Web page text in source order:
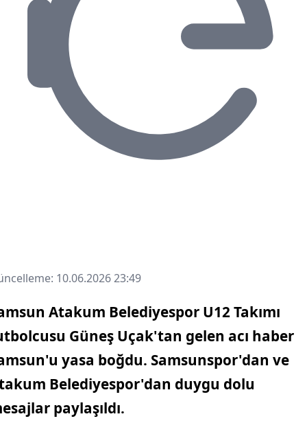
10.06.2026 23:49
Atakum Belediyespor U12 Takımı
Güneş Uçak'tan gelen acı haber
yasa boğdu. Samsunspor'dan ve
Belediyespor'dan duygu dolu
paylaşıldı.